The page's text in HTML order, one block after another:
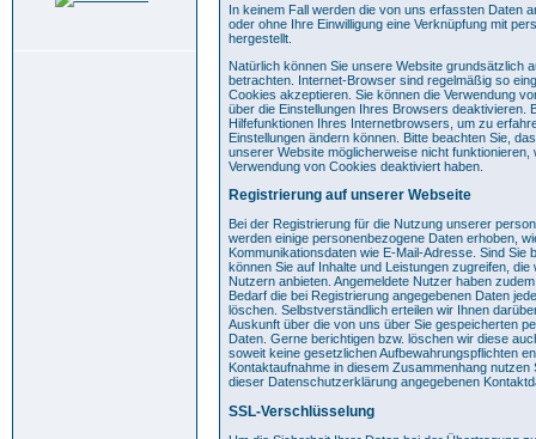
In keinem Fall werden die von uns erfassten Daten
oder ohne Ihre Einwilligung eine Verknüpfung mit
hergestellt.
Natürlich können Sie unsere Website grundsätzlich
betrachten. Internet-Browser sind regelmäßig so
Cookies akzeptieren. Sie können die Verwendung
über die Einstellungen Ihres Browsers deaktivieren.
Hilfefunktionen Ihres Internetbrowsers, um zu
Einstellungen ändern können. Bitte beachten Sie,
unserer Website möglicherweise nicht funktionieren,
Verwendung von Cookies deaktiviert haben.
Registrierung auf unserer Webseite
Bei der Registrierung für die Nutzung unserer
werden einige personenbezogene Daten erhoben,
Kommunikationsdaten wie E-Mail-Adresse. Sind Sie
können Sie auf Inhalte und Leistungen zugreifen, die
Nutzern anbieten. Angemeldete Nutzer haben
Bedarf die bei Registrierung angegebenen Daten
löschen. Selbstverständlich erteilen wir Ihnen
Auskunft über die von uns über Sie gespeicherten
Daten. Gerne berichtigen bzw. löschen wir diese
soweit keine gesetzlichen Aufbewahrungspflichten
Kontaktaufnahme in diesem Zusammenhang nutzen
dieser Datenschutzerklärung angegebenen
SSL-Verschlüsselung